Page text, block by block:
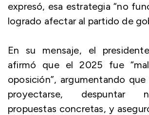
expresó, esa estrategia “no
logrado afectar al partido de
En su mensaje, el
afirmó que el 2025 fue
oposición”, argumentando
proyectarse, despuntar
propuestas concretas, y